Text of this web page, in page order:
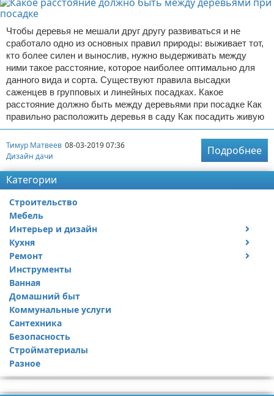
Чтобы деревья не мешали друг другу развиваться и не
сработало одно из основных правил природы: выживает тот,
кто более силен и вынослив, нужно выдерживать между
ними такое расстояние, которое наиболее оптимально для
данного вида и сорта. Существуют правила высадки
саженцев в групповых и линейных посадках. Какое
расстояние должно быть между деревьями при посадке Как
правильно расположить деревья в саду Как посадить живую
Тимур Матвеев 08-03-2019 07:36
Дизайн дачи
Подробнее
Категории
Строительство
Мебель
Интерьер и дизайн
Дизайн дачи
Дизайн квартиры
Кухня
Посуда
Ремонт
Ремонт дачи
Ремонт квартиры
Инструменты
Ванная
Домашний быт
Коммунальные услуги
Сантехника
Безопасность
Стройматериалы
Разное